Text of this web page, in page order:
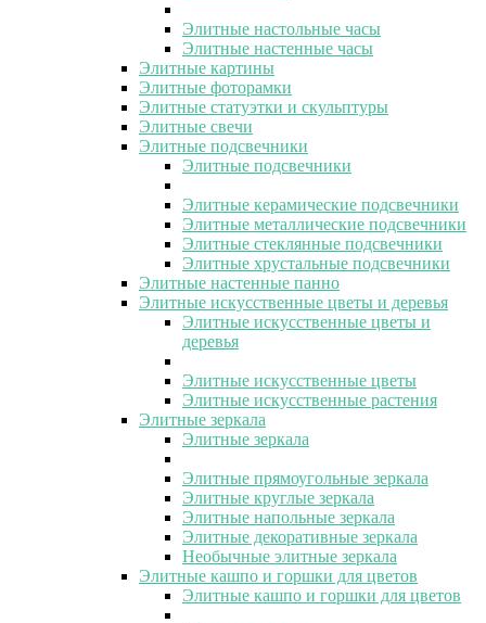
Элитные настольные часы
Элитные настенные часы
Элитные картины
Элитные фоторамки
Элитные статуэтки и скульптуры
Элитные свечи
Элитные подсвечники
Элитные подсвечники
Элитные керамические подсвечники
Элитные металлические подсвечники
Элитные стеклянные подсвечники
Элитные хрустальные подсвечники
Элитные настенные панно
Элитные искусственные цветы и деревья
Элитные искусственные цветы и
деревья
Элитные искусственные цветы
Элитные искусственные растения
Элитные зеркала
Элитные зеркала
Элитные прямоугольные зеркала
Элитные круглые зеркала
Элитные напольные зеркала
Элитные декоративные зеркала
Необычные элитные зеркала
Элитные кашпо и горшки для цветов
Элитные кашпо и горшки для цветов